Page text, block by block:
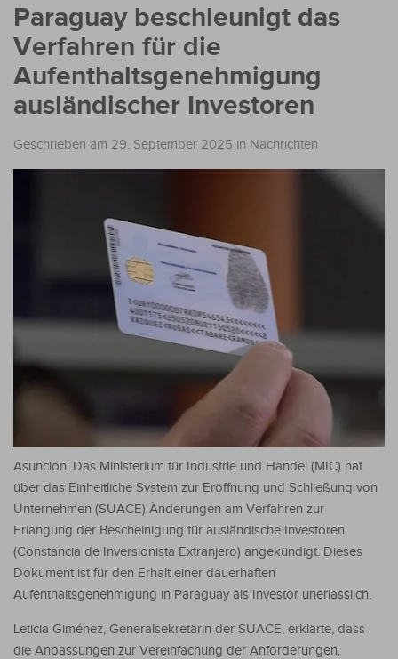
Paraguay beschleunigt das
Verfahren für die
Aufenthaltsgenehmigung
ausländischer Investoren
Geschrieben am 29. September 2025 in Nachrichten
Asunción: Das Ministerium für Industrie und Handel (MIC) hat
über das Einheitliche System zur Eröffnung und Schließung von
Unternehmen (SUACE) Änderungen am Verfahren zur
Erlangung der Bescheinigung für ausländische Investoren
(Constancia de Inversionista Extranjero) angekündigt. Dieses
Dokument ist für den Erhalt einer dauerhaften
Aufenthaltsgenehmigung in Paraguay als Investor unerlässlich.
Leticia Giménez, Generalsekretärin der SUACE, erklärte, dass
die Anpassungen zur Vereinfachung der Anforderungen,